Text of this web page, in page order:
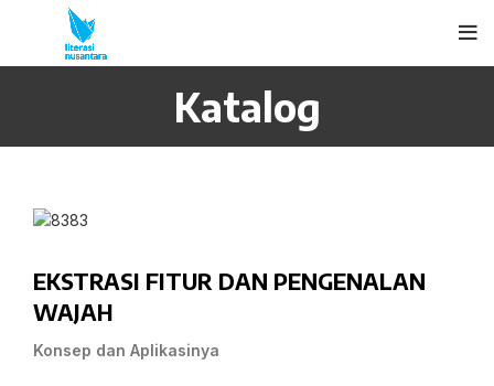
Katalog
EKSTRASI FITUR DAN PENGENALAN
WAJAH
Konsep dan Aplikasinya